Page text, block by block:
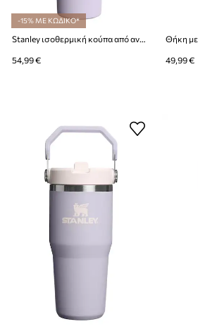
-15% ΜΕ ΚΩΔΙΚΟ*
54,99 € 49,99 €